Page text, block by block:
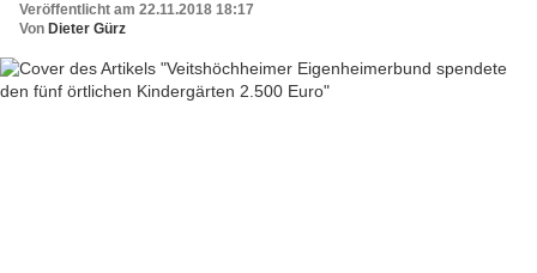
Veröffentlicht am 22.11.2018 18:17
Von Dieter Gürz